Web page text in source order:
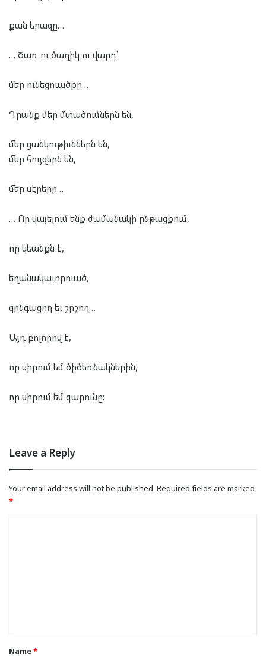
քան երազը…
… Ծառ ու ծաղիկ ու վարդ՝
մեր ունեցուածքը…
Դրանք մեր մտածումներն են,
մեր ցանկութիւններն են,
մեր հույզերն են,
մեր սէրերը…
… Որ վայելում ենք ժամանակի ընթացքում,
որ կեանքն է,
եղանակաւորուած,
զրնգացող եւ շրշող…
Այդ բոլորով է,
որ սիրում եմ ծիծեռնակներին,
որ սիրում եմ գարունը:
Leave a Reply
Your email address will not be published. Required fields are marked
*
*Name*